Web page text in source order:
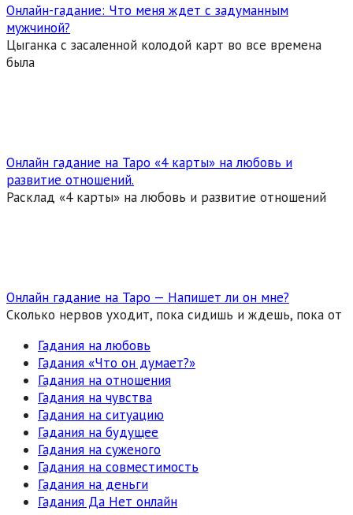
Онлайн-гадание: Что меня ждет с задуманным
мужчиной?
Цыганка с засаленной колодой карт во все времена
была
Онлайн гадание на Таро «4 карты» на любовь и
развитие отношений.
Расклад «4 карты» на любовь и развитие отношений
Онлайн гадание на Таро — Напишет ли он мне?
Сколько нервов уходит, пока сидишь и ждешь, пока от
Гадания на любовь
Гадания «Что он думает?»
Гадания на отношения
Гадания на чувства
Гадания на ситуацию
Гадания на будущее
Гадания на суженого
Гадания на совместимость
Гадания на деньги
Гадания Да Нет онлайн